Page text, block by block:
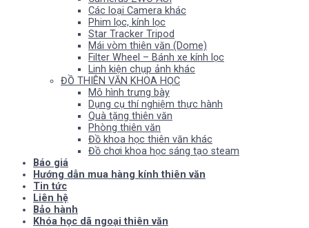
Các loại Camera khác
Phim lọc, kính lọc
Star Tracker Tripod
Mái vòm thiên văn (Dome)
Filter Wheel – Bánh xe kính lọc
Linh kiện chụp ảnh khác
ĐỒ THIÊN VĂN KHOA HỌC
Mô hình trưng bày
Dụng cụ thí nghiệm thực hành
Quà tặng thiên văn
Phòng thiên văn
Đồ khoa học thiên văn khác
Đồ chơi khoa học sáng tạo steam
Báo giá
Hướng dẫn mua hàng kính thiên văn
Tin tức
Liên hệ
Bảo hành
Khóa học dã ngoại thiên văn